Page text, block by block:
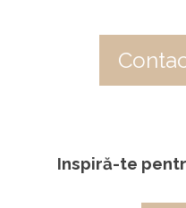
Inspiră-te